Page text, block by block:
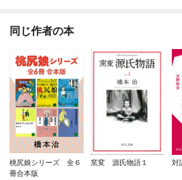
同じ作者の本
桃尻娘シリーズ 全６
冊合本版
窯変 源氏物語１ 対